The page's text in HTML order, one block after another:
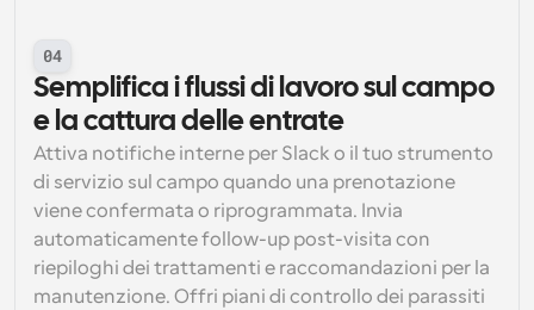
04
Semplifica i flussi di lavoro sul campo
e la cattura delle entrate
Attiva notifiche interne per Slack o il tuo strumento
di servizio sul campo quando una prenotazione
viene confermata o riprogrammata. Invia
automaticamente follow-up post-visita con
riepiloghi dei trattamenti e raccomandazioni per la
manutenzione. Offri piani di controllo dei parassiti